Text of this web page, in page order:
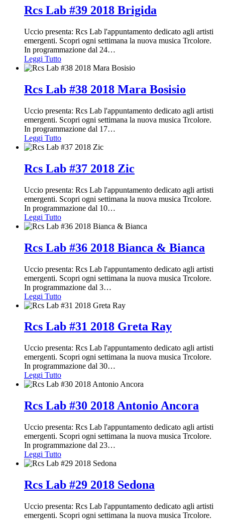
Rcs Lab #39 2018 Brigida
Uccio presenta: Rcs Lab l'appuntamento dedicato agli artisti
emergenti. Scopri ogni settimana la nuova musica Trcolore.
In programmazione dal 24…
Leggi Tutto
Rcs Lab #38 2018 Mara Bosisio
Uccio presenta: Rcs Lab l'appuntamento dedicato agli artisti
emergenti. Scopri ogni settimana la nuova musica Trcolore.
In programmazione dal 17…
Leggi Tutto
Rcs Lab #37 2018 Zic
Uccio presenta: Rcs Lab l'appuntamento dedicato agli artisti
emergenti. Scopri ogni settimana la nuova musica Trcolore.
In programmazione dal 10…
Leggi Tutto
Rcs Lab #36 2018 Bianca & Bianca
Uccio presenta: Rcs Lab l'appuntamento dedicato agli artisti
emergenti. Scopri ogni settimana la nuova musica Trcolore.
In programmazione dal 3…
Leggi Tutto
Rcs Lab #31 2018 Greta Ray
Uccio presenta: Rcs Lab l'appuntamento dedicato agli artisti
emergenti. Scopri ogni settimana la nuova musica Trcolore.
In programmazione dal 30…
Leggi Tutto
Rcs Lab #30 2018 Antonio Ancora
Uccio presenta: Rcs Lab l'appuntamento dedicato agli artisti
emergenti. Scopri ogni settimana la nuova musica Trcolore.
In programmazione dal 23…
Leggi Tutto
Rcs Lab #29 2018 Sedona
Uccio presenta: Rcs Lab l'appuntamento dedicato agli artisti
emergenti. Scopri ogni settimana la nuova musica Trcolore.